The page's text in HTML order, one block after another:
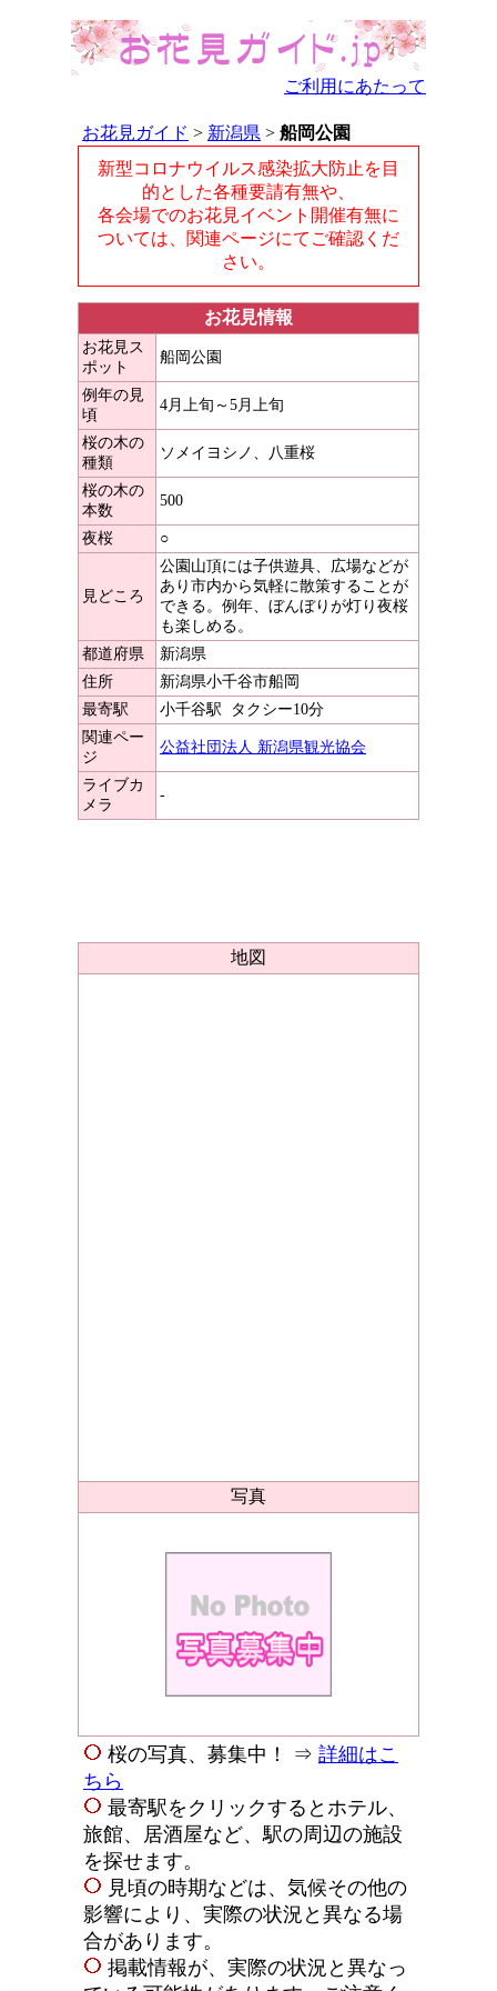
ご利用にあたって
お花見ガイド > 新潟県 > 船岡公園
新型コロナウイルス感染拡大防止を目
的とした各種要請有無や、
各会場でのお花見イベント開催有無に
ついては、関連ページにてご確認くだ
さい。
お花見情報
お花見ス
ポット
船岡公園
例年の見
頃
4月上旬～5月上旬
桜の木の
種類
ソメイヨシノ、八重桜
桜の木の
本数
500
夜桜 ○
見どころ
公園山頂には子供遊具、広場などが
あり市内から気軽に散策することが
できる。例年、ぼんぼりが灯り夜桜
も楽しめる。
都道府県
新潟県
住所
新潟県小千谷市船岡
最寄駅
小千谷駅 タクシー10分
関連ペー
ジ
公益社団法人 新潟県観光協会
ライブカ
メラ
-
地図
写真
桜の写真、募集中！ ⇒ 詳細はこ
ちら
最寄駅をクリックするとホテル、
旅館、居酒屋など、駅の周辺の施設
を探せます。
見頃の時期などは、気候その他の
影響により、実際の状況と異なる場
合があります。
掲載情報が、実際の状況と異なっ